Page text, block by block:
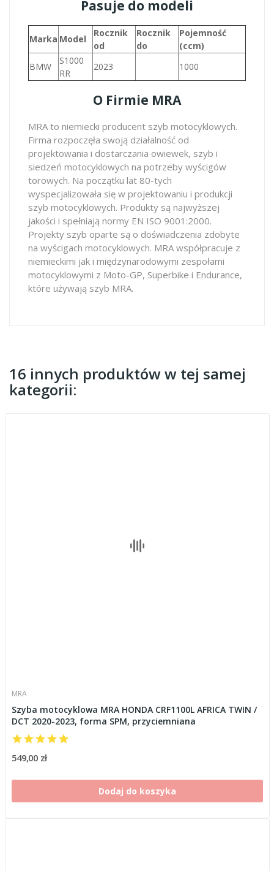
Pasuje do modeli
Marka Model
Rocznik
od
Rocznik
do
Pojemność
(ccm)
BMW
S1000
RR
2023 1000
O Firmie MRA
MRA to niemiecki producent szyb motocyklowych.
Firma rozpoczęła swoją działalność od
projektowania i dostarczania owiewek, szyb i
siedzeń motocyklowych na potrzeby wyścigów
torowych. Na początku lat 80-tych
wyspecjalizowała się w projektowaniu i produkcji
szyb motocyklowych. Produkty są najwyższej
jakości i spełniają normy EN ISO 9001:2000.
Projekty szyb oparte są o doświadczenia zdobyte
na wyścigach motocyklowych. MRA współpracuje z
niemieckimi jak i międzynarodowymi zespołami
motocyklowymi z Moto-GP, Superbike i Endurance,
które używają szyb MRA.
16 innych produktów w tej samej
kategorii:
MRA
Szyba motocyklowa MRA HONDA CRF1100L AFRICA TWIN /
DCT 2020-2023, forma SPM, przyciemniana
549,00 zł
Dodaj do koszyka